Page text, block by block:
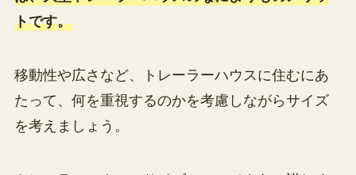
トです。
移動性や広さなど、トレーラーハウスに住むにあ
たって、何を重視するのかを考慮しながらサイズ
を考えましょう。